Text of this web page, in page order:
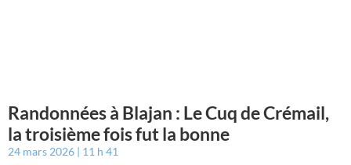
Randonnées à Blajan : Le Cuq de Crémail,
la troisième fois fut la bonne
24 mars 2026 11 h 41